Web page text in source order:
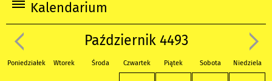
Kalendarium
Październik 4493
Poniedziałek Wtorek Środa Czwartek Piątek Sobota Niedziela